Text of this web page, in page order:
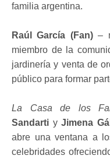
familia argentina.
Raúl García (Fan)–
miembro de la
jardinería y venta de
público para formar
La Casa de los
Sandarti yJimena
abre una ventana a
celebridades